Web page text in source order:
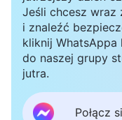
niesłuszne,
też nie. Nie mam
zgłębiać czy
wypełniać mój
Jeśli chcesz wraz
i znaleźć
kliknij WhatsAppa
do naszej grupy
jutra.
Połącz